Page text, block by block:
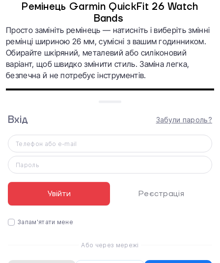
Ремінець Garmin QuickFit 26 Watch
Bands
Просто замініть ремінець — натисніть і виберіть змінні
ремінці шириною 26 мм, сумісні з вашим годинником.
Обирайте шкіряний, металевий або силіконовий
варіант, щоб швидко змінити стиль. Заміна легка,
безпечна й не потребує інструментів.
Вхід Забули пароль?
Телефон або e-mail
Пароль
Увійти Реєстрація
Запам'ятати мене
Або через мережі